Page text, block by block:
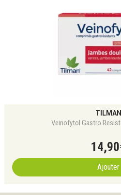
TILMAN
Veinofytol Gastro
14,90
Ajouter